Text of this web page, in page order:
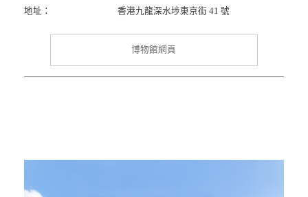
地址：
香港九龍深水埗東京街 41 號
博物館網頁